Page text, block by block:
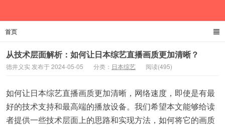
首页
从技术层面解析：如何让日本综艺直播画质更加清晰？
德井义实 发布于 2024-05-05 分类： 日本综艺 阅读(495)
如何让日本综艺直播画质更加清晰，网络速度，即使是有最
好的技术支持和最高端的播放设备。我们希望本文能够给读
者提供一些技术层面上的思路和实现方法，如何将它的画质